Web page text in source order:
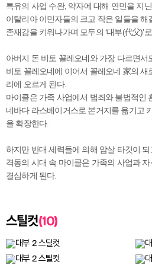
특유의 사업 수완, 약자에 대해 연민을 지
이탈리아 이민자들의 크고 작은 일들을 해
존재감을 키워나가며 모두의 ‘대부(代父)’
아버지 돈 비토 꼴레오네와 가장 다르면서
비토 꼴레오네에 이어서 꼴레오네 家의 새
리에 오르게 된다.
마이클은 가족 사업에서 범죄와 불법적인
네바다 라스베이거스로 본거지를 옮기고
을 확장한다.
하지만 반대 세력들에 의해 암살 타깃이 되
격동의 시대 속 마이클은 가족의 사업과
결심하게 된다.
스틸컷(10)